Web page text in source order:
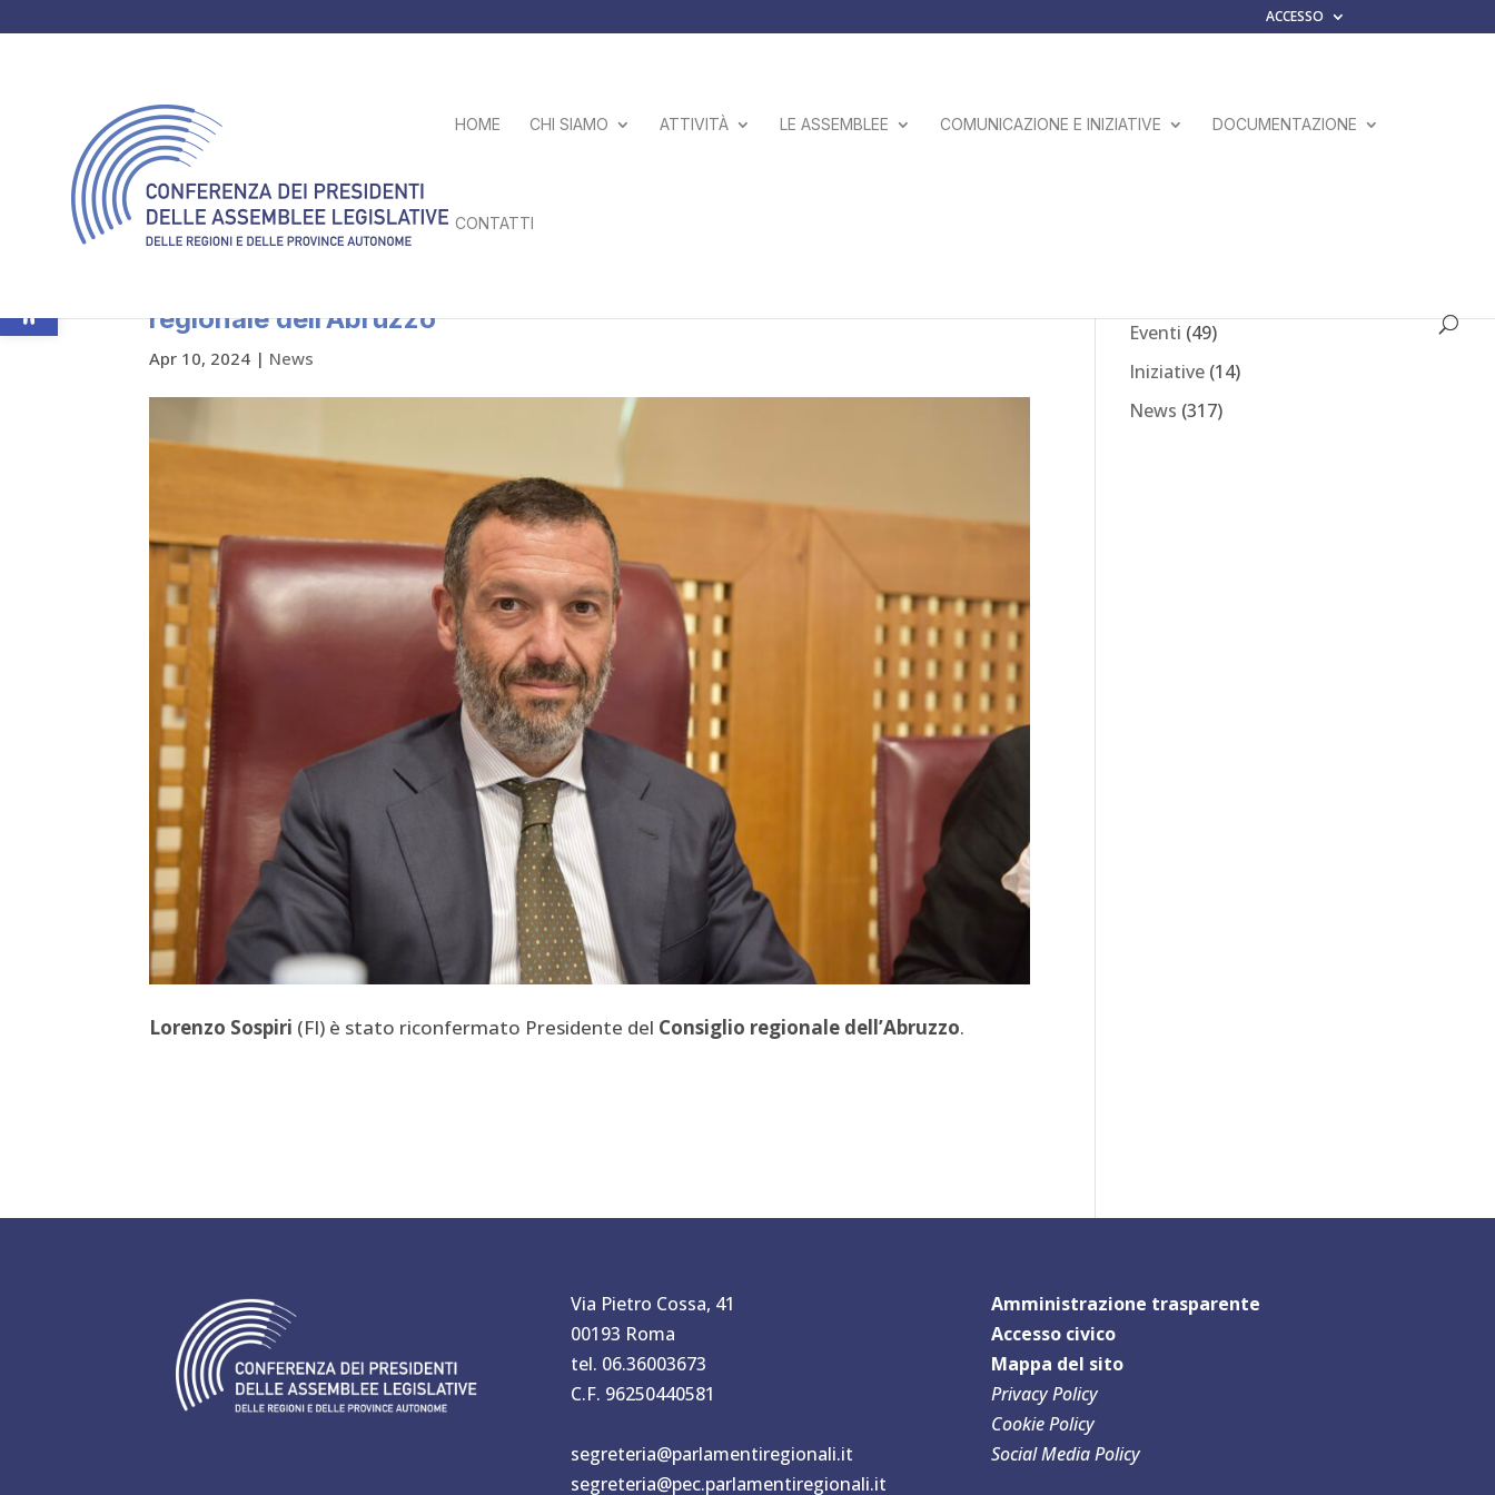
ACCESSO
HOME CHI SIAMO ATTIVITÀ LE ASSEMBLEE COMUNICAZIONE E INIZIATIVE DOCUMENTAZIONE
CONTATTI
regionale dell’Abruzzo
Apr 10, 2024 | News
Lorenzo Sospiri (FI) è stato riconfermato Presidente del Consiglio regionale dell’Abruzzo.
Eventi (49)
Iniziative (14)
News (317)
Via Pietro Cossa, 41
00193 Roma
tel. 06.36003673
C.F. 96250440581
segreteria@parlamentiregionali.it
segreteria@pec.parlamentiregionali.it
Amministrazione trasparente
Accesso civico
Mappa del sito
Privacy Policy
Cookie Policy
Social Media Policy